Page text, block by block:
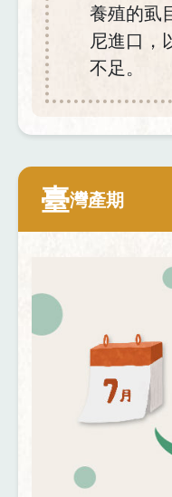
養殖的虱
尼進口，
不足。
臺灣產期